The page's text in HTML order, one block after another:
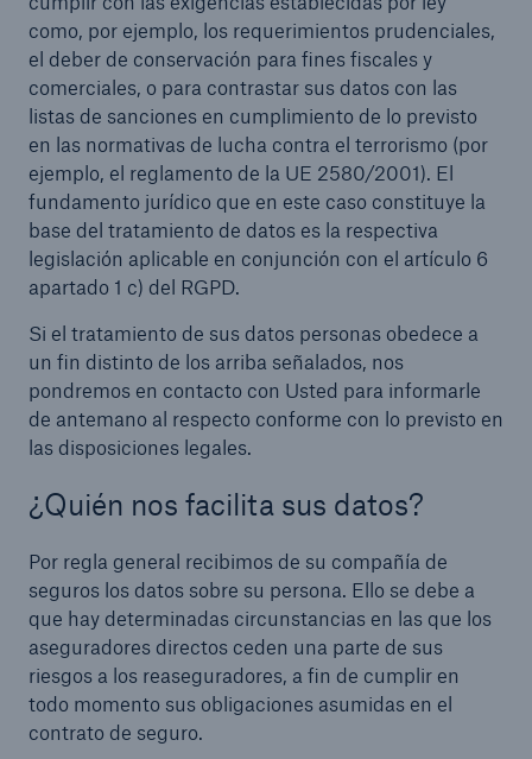
como, por ejemplo, los requerimientos prudenciales,
el deber de conservación para fines fiscales y
comerciales, o para contrastar sus datos con las
listas de sanciones en cumplimiento de lo previsto
en las normativas de lucha contra el terrorismo (por
ejemplo, el reglamento de la UE 2580/2001). El
fundamento jurídico que en este caso constituye la
base del tratamiento de datos es la respectiva
legislación aplicable en conjunción con el artículo 6
apartado 1 c) del RGPD.
Si el tratamiento de sus datos personas obedece a
un fin distinto de los arriba señalados, nos
pondremos en contacto con Usted para informarle
de antemano al respecto conforme con lo previsto en
las disposiciones legales.
¿Quién nos facilita sus datos?
Por regla general recibimos de su compañía de
seguros los datos sobre su persona. Ello se debe a
que hay determinadas circunstancias en las que los
aseguradores directos ceden una parte de sus
riesgos a los reaseguradores, a fin de cumplir en
todo momento sus obligaciones asumidas en el
contrato de seguro.